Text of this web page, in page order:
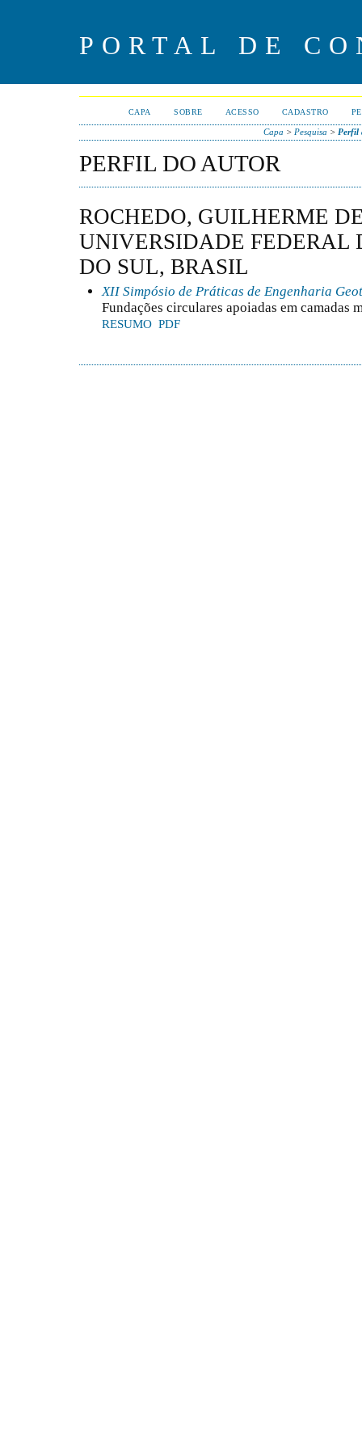
PORTAL DE
CAPA SOBRE ACESSO CADASTRO
Capa > Pesquisa > Perfil
PERFIL DO AUTOR
ROCHEDO, GUILHERME
UNIVERSIDADE FEDERAL
DO SUL, BRASIL
XII Simpósio de Práticas de Engenharia
Fundações circulares apoiadas em camadas
RESUMO PDF